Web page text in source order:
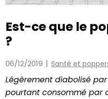
Est-ce que le
?
06/12/2019 Santé et
Légèrement diabolisé
pourtant consommé par